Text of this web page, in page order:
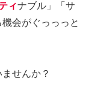
ィナブル」「サ
会がぐっっっと
せんか？